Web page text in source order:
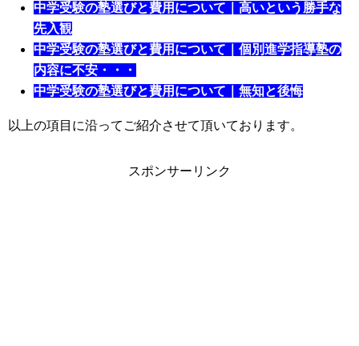
中学受験の塾選びと費用について｜高いという勝手な
先入観
中学受験の塾選びと費用について｜個別進学指導塾の
内容に不安・・・
中学受験の塾選びと費用について｜無知と後悔
以上の項目に沿ってご紹介させて頂いております。
スポンサーリンク